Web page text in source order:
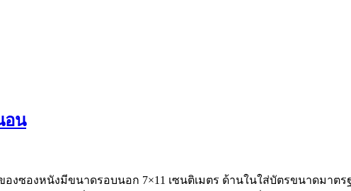
อน
ซองหนังมีขนาดรอบนอก 7×11 เซนติเมตร ด้านในใส่บัตรขนาดมาต